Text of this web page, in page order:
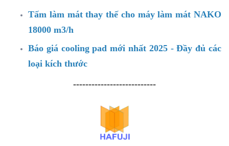
Tấm làm mát thay thế cho máy làm mát NAKO
18000 m3/h
Báo giá cooling pad mới nhất 2025 - Đầy đủ các
loại kích thước
---------------------------